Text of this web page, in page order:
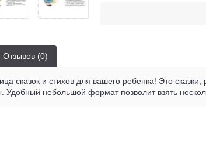
Отзывов (0)
сказок и стихов для вашего ребенка! Это сказки,
Удобный небольшой формат позволит взять